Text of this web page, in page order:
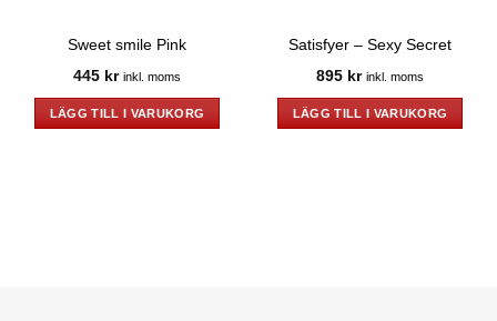
Sweet smile Pink
445 kr inkl. moms
LÄGG TILL I VARUKORG
Satisfyer – Sexy Secret
895 kr inkl. moms
LÄGG TILL I VARUKORG